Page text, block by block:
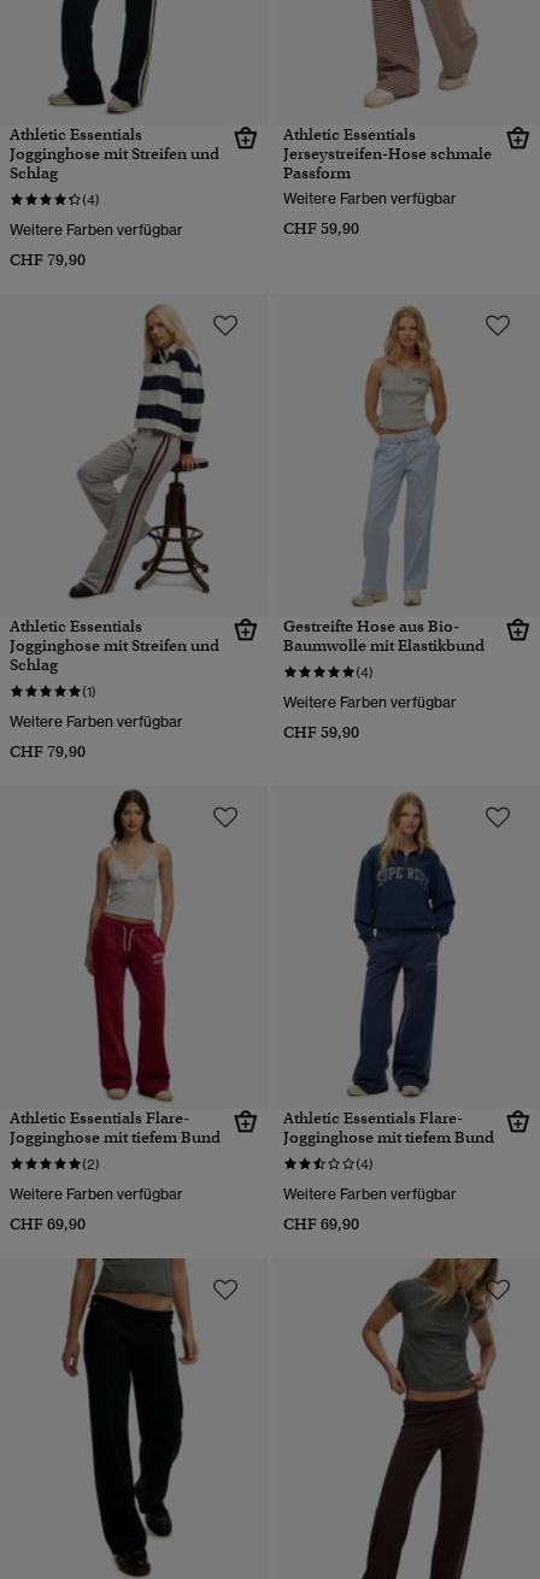
Athletic Essentials
Jogginghose mit Streifen und
Schlag
(4)
Weitere Farben verfügbar
CHF 79,90
Athletic Essentials
Jerseystreifen-Hose schmale
Passform
Weitere Farben verfügbar
CHF 59,90
Athletic Essentials
Jogginghose mit Streifen und
Schlag
(1)
Weitere Farben verfügbar
CHF 79,90
Gestreifte Hose aus Bio-
Baumwolle mit Elastikbund
(4)
Weitere Farben verfügbar
CHF 59,90
Athletic Essentials Flare-
Jogginghose mit tiefem Bund
(2)
Weitere Farben verfügbar
CHF 69,90
Athletic Essentials Flare-
Jogginghose mit tiefem Bund
(4)
Weitere Farben verfügbar
CHF 69,90